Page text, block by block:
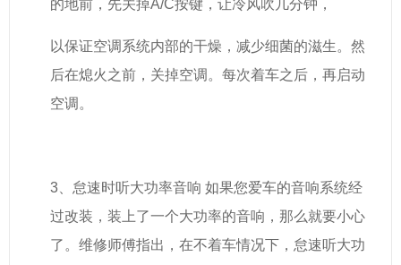
的地前，先关掉A/C按键，让冷风吹几分钟，
以保证空调系统内部的干燥，减少细菌的滋生。然
后在熄火之前，关掉空调。每次着车之后，再启动
空调。
3、怠速时听大功率音响 如果您爱车的音响系统经
过改装，装上了一个大功率的音响，那么就要小心
了。维修师傅指出，在不着车情况下，怠速听大功